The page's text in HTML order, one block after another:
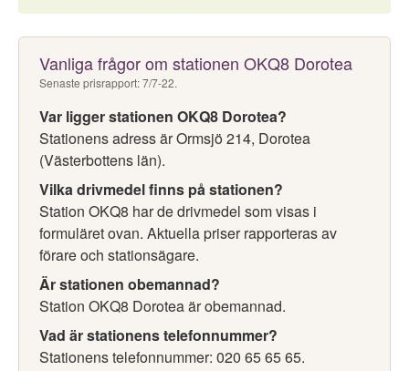
Vanliga frågor om stationen OKQ8 Dorotea
Senaste prisrapport: 7/7-22.
Var ligger stationen OKQ8 Dorotea?
Stationens adress är Ormsjö 214, Dorotea
(Västerbottens län).
Vilka drivmedel finns på stationen?
Station OKQ8 har de drivmedel som visas i
formuläret ovan. Aktuella priser rapporteras av
förare och stationsägare.
Är stationen obemannad?
Station OKQ8 Dorotea är obemannad.
Vad är stationens telefonnummer?
Stationens telefonnummer: 020 65 65 65.